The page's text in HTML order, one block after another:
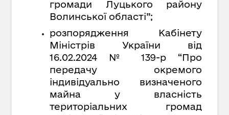
громади Луцького району
Волинської області”;
розпорядження Кабінету
Міністрів України від
16.02.2024 № 139-р “Про
передачу окремого
індивідуально визначеного
майна у власність
територіальних громад